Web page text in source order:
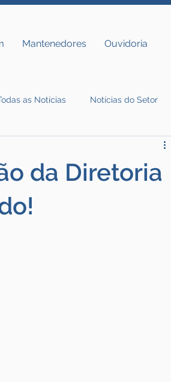
Mantenedores Ouvidoria
as Notícias Notícias do Setor
da Diretoria